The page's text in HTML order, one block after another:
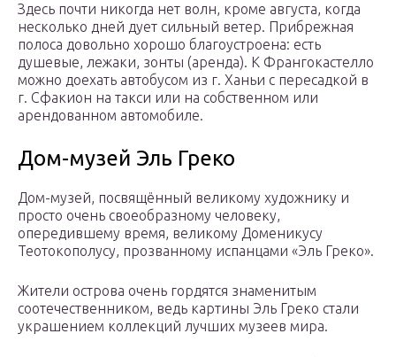
Здесь почти никогда нет волн, кроме августа, когда
несколько дней дует сильный ветер. Прибрежная
полоса довольно хорошо благоустроена: есть
душевые, лежаки, зонты (аренда). К Франгокастелло
можно доехать автобусом из г. Ханьи с пересадкой в
г. Сфакион на такси или на собственном или
арендованном автомобиле.
Дом-музей Эль Греко
Дом-музей, посвящённый великому художнику и
просто очень своеобразному человеку,
опередившему время, великому Доменикусу
Теотокополусу, прозванному испанцами «Эль Греко».
Жители острова очень гордятся знаменитым
соотечественником, ведь картины Эль Греко стали
украшением коллекций лучших музеев мира.